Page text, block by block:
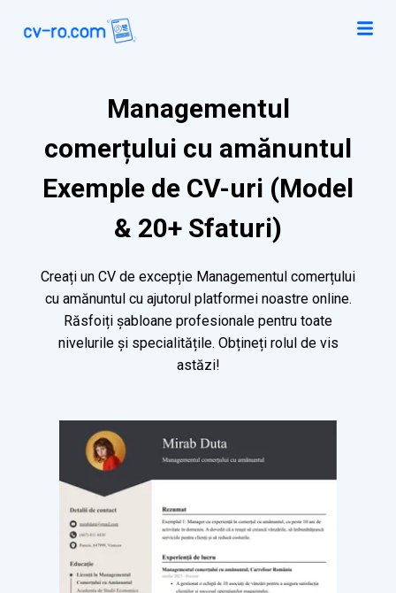
Managementul
comerțului cu amănuntul
Exemple de CV-uri (Model
& 20+ Sfaturi)
Creați un CV de excepție Managementul comerțului
cu amănuntul cu ajutorul platformei noastre online.
Răsfoiți șabloane profesionale pentru toate
nivelurile și specialitățile. Obțineți rolul de vis
astăzi!